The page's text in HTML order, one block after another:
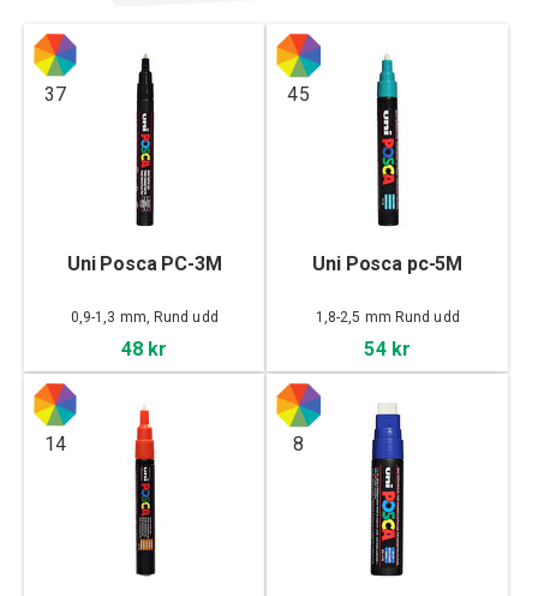
37
Uni Posca PC-3M
0,9-1,3 mm, Rund udd
48 kr
45
Uni Posca pc-5M
1,8-2,5 mm Rund udd
54 kr
14 8